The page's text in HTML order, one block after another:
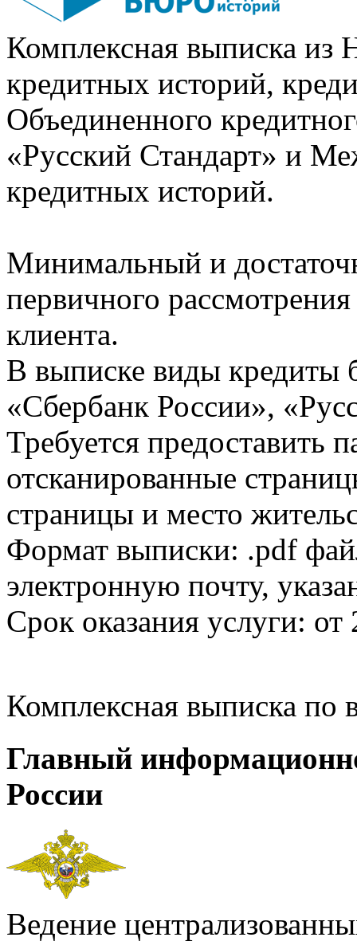
Комплексная выписка из
кредитных историй,
Объединенного
«Русский Стандарт» и
кредитных историй.
Минимальный и
первичного
клиента.
В выписке виды кредиты
«Сбербанк России»,
Требуется предоставить
отсканированные
страницы и место
Формат выписки: .pdf
электронную почту,
Срок оказания услуги: от
Комплексная выписка
Главный
России
Ведение